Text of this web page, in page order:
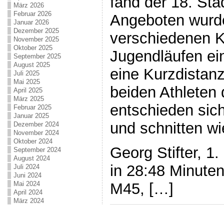
März 2026
Februar 2026
Januar 2026
Dezember 2025
November 2025
Oktober 2025
September 2025
August 2025
Juli 2025
Mai 2025
April 2025
März 2025
Februar 2025
Januar 2025
Dezember 2024
November 2024
Oktober 2024
September 2024
August 2024
Juli 2024
Juni 2024
Mai 2024
April 2024
März 2024
Angeboten
verschiedenen
Jugendläufen
eine
beiden Athleten
entschieden
und schnitten
Georg Stifter,
in 28:48
M45, […]